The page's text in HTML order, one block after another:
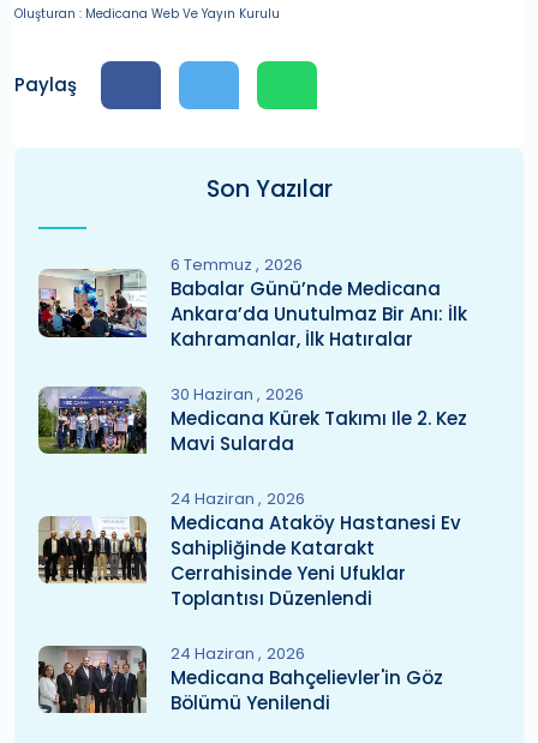
Oluşturan : Medicana Web Ve Yayın Kurulu
Paylaş
Son Yazılar
6 Temmuz 2026
Babalar Günü’nde Medicana
Ankara’da Unutulmaz Bir Anı: İlk
Kahramanlar, İlk Hatıralar
30 Haziran 2026
Medicana Kürek Takımı Ile 2. Kez
Mavi Sularda
24 Haziran 2026
Medicana Ataköy Hastanesi Ev
Sahipliğinde Katarakt
Cerrahisinde Yeni Ufuklar
Toplantısı Düzenlendi
24 Haziran 2026
Medicana Bahçelievler'in Göz
Bölümü Yenilendi